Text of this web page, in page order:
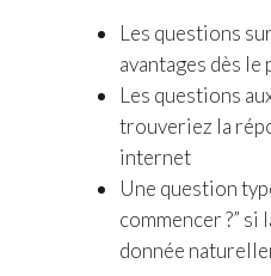
Les questions
avantages dès
Les questions
trouveriez la
internet
Une question
commencer ?” si
donnée